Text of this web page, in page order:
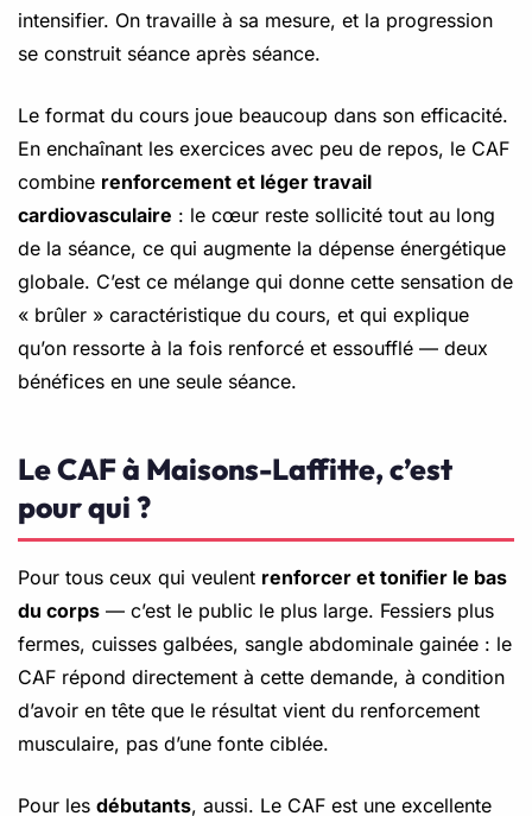
intensifier. On travaille à sa mesure, et la progression
se construit séance après séance.
Le format du cours joue beaucoup dans son efficacité.
En enchaînant les exercices avec peu de repos, le CAF
combine renforcement et léger travail
cardiovasculaire : le cœur reste sollicité tout au long
de la séance, ce qui augmente la dépense énergétique
globale. C’est ce mélange qui donne cette sensation de
« brûler » caractéristique du cours, et qui explique
qu’on ressorte à la fois renforcé et essoufflé — deux
bénéfices en une seule séance.
Le CAF à Maisons-Laffitte, c’est
pour qui ?
Pour tous ceux qui veulent renforcer et tonifier le bas
du corps — c’est le public le plus large. Fessiers plus
fermes, cuisses galbées, sangle abdominale gainée : le
CAF répond directement à cette demande, à condition
d’avoir en tête que le résultat vient du renforcement
musculaire, pas d’une fonte ciblée.
Pour les débutants, aussi. Le CAF est une excellente